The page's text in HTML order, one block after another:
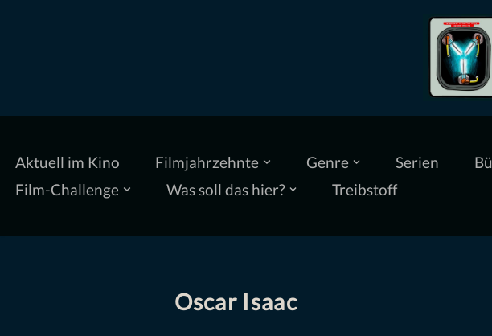
Aktuell im Kino Filmjahrzehnte Genre Serien
Film-Challenge
Was soll das hier? Treibstoff
Oscar Isaac